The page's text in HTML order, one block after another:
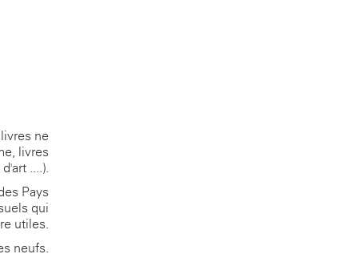
ne
livres
d'art ....).
Pays
qui
utiles.
neufs.